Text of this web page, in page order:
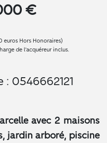
€
Hors Honoraires)
de l'acquéreur inclus.
0546662121
avec 2 maisons
jardin arboré, piscine